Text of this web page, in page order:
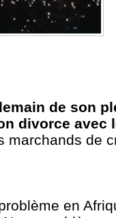
de son
divorce avec
marchands de
en